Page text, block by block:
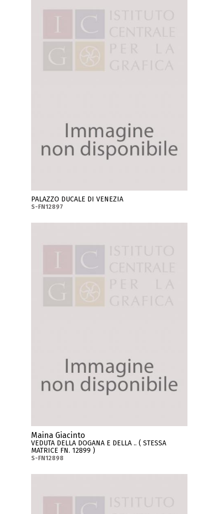
PALAZZO DUCALE DI VENEZIA
S-FN12897
Maina Giacinto
VEDUTA DELLA DOGANA E DELLA .. ( STESSA
MATRICE FN. 12899 )
S-FN12898